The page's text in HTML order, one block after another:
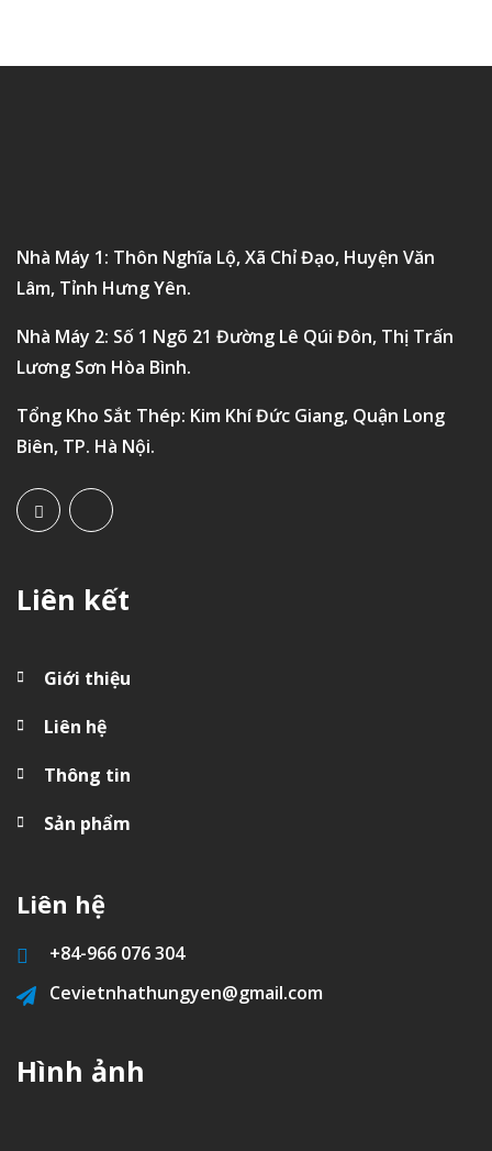
Nhà Máy 1: Thôn Nghĩa Lộ, Xã Chỉ Đạo, Huyện Văn
Lâm, Tỉnh Hưng Yên.
Nhà Máy 2: Số 1 Ngõ 21 Đường Lê Qúi Đôn, Thị Trấn
Lương Sơn Hòa Bình.
Tổng Kho Sắt Thép: Kim Khí Đức Giang, Quận Long
Biên, TP. Hà Nội.
Liên kết
Giới thiệu
Liên hệ
Thông tin
Sản phẩm
Liên hệ
+84-966 076 304
Cevietnhathungyen@gmail.com
Hình ảnh